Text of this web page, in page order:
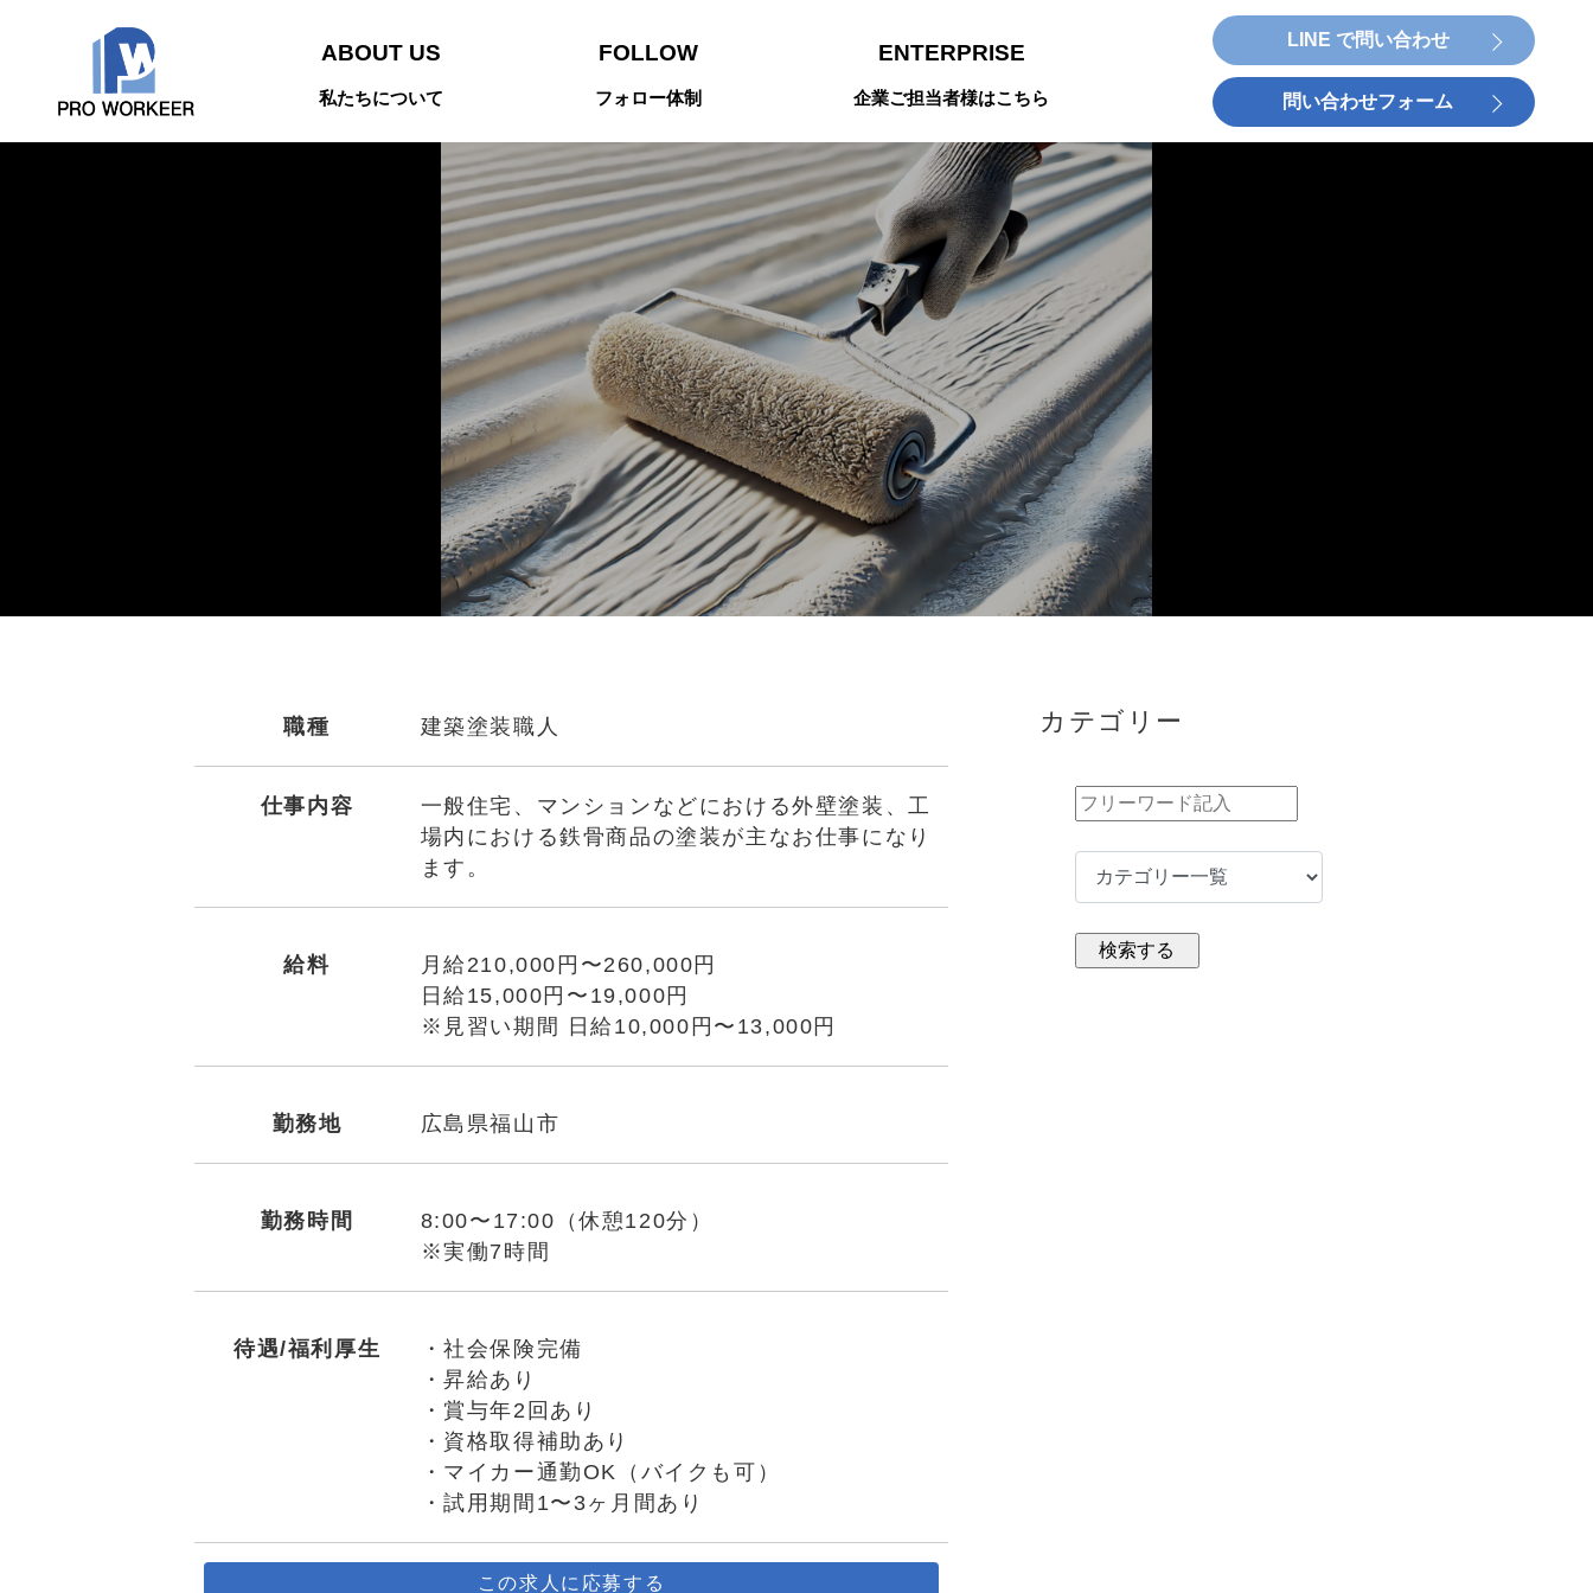
ABOUT US
私たちについて
FOLLOW
フォロー体制
ENTERPRISE
企業ご担当者様はこちら
LINE で問い合わせ
問い合わせフォーム
職種 建築塗装職人
仕事内容
一般住宅、マンションなどにおける外壁塗装、工
場内における鉄骨商品の塗装が主なお仕事になり
ます。
給料
月給210,000円〜260,000円
日給15,000円〜19,000円
※見習い期間 日給10,000円〜13,000円
勤務地 広島県福山市
勤務時間
8:00〜17:00（休憩120分）
※実働7時間
待遇/福利厚生
・社会保険完備
・昇給あり
・賞与年2回あり
・資格取得補助あり
・マイカー通勤OK（バイクも可）
・試用期間1〜3ヶ月間あり
この求人に応募する
カテゴリー